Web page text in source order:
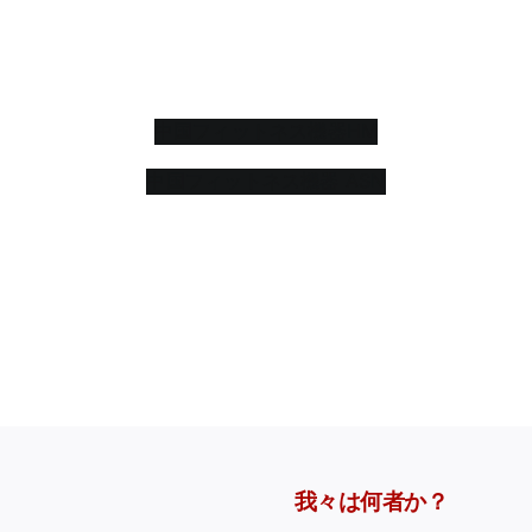
HSEピンロード
マシン
我々は何者か？